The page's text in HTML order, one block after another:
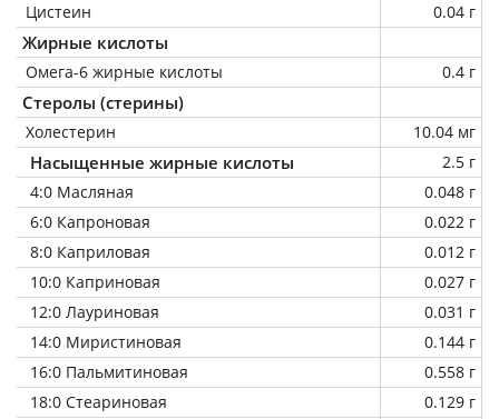
Цистеин
0.04 г
Жирные кислоты
Омега-6 жирные кислоты 0.4 г
Стеролы (стерины)
Холестерин 10.04 мг
Насыщенные жирные кислоты
2.5 г
4:0 Масляная
0.048 г
6:0 Капроновая
0.022 г
8:0 Каприловая
0.012 г
10:0 Каприновая
0.027 г
12:0 Лауриновая
0.031 г
14:0 Миристиновая
0.144 г
16:0 Пальмитиновая
0.558 г
18:0 Стеариновая
0.129 г